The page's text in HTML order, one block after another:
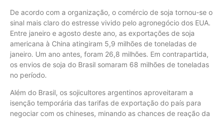
De acordo com a organização, o comércio de soja tornou-se o
sinal mais claro do estresse vivido pelo agronegócio dos EUA.
Entre janeiro e agosto deste ano, as exportações de soja
americana à China atingiram 5,9 milhões de toneladas de
janeiro. Um ano antes, foram 26,8 milhões. Em contrapartida,
os envios de soja do Brasil somaram 68 milhões de toneladas
no período.
Além do Brasil, os sojicultores argentinos aproveitaram a
isenção temporária das tarifas de exportação do país para
negociar com os chineses, minando as chances de reação da